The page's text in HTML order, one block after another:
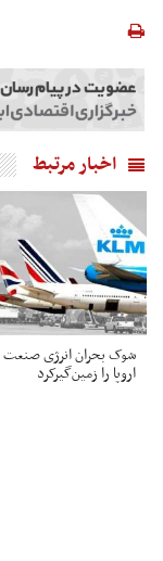
اخبار مرتبط
شوک بحران انرژی صنعت
اروپا را زمین‌گیر‌کرد